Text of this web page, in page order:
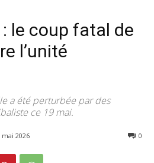
le coup fatal de
l’unité
a été perturbée par des
ce 19 mai.
mai 2026 0